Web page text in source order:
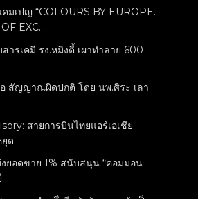
มเปญ “COLOURS BY EUROPE.
EXC...
ารเคมี รง.หมิงตี้ เผาทำลาย 600
อ สัญญาณผิดปกติ โดย นพ.ศิระ เลา
สายการบินไทยแอร์เอเชีย
ด...
ยอดขาย 1% สนับสนุน “คอมมอน
...